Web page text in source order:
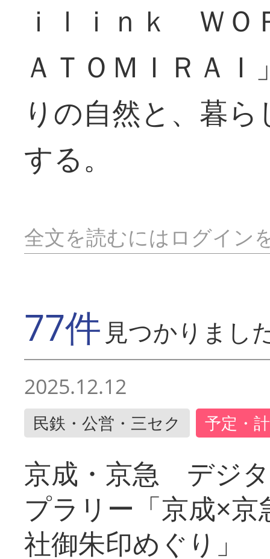
ｉｌｉｎｋ Ｗ
ＡＴＯＭＩＲＡ
りの自然と、暮
する。
全文を読むにはログイン
77件 見つかりまし
2025.12.12
民鉄・公営・三セク 予定・
京成・京急 デジ
プラリー「京成×
社御朱印めぐり」